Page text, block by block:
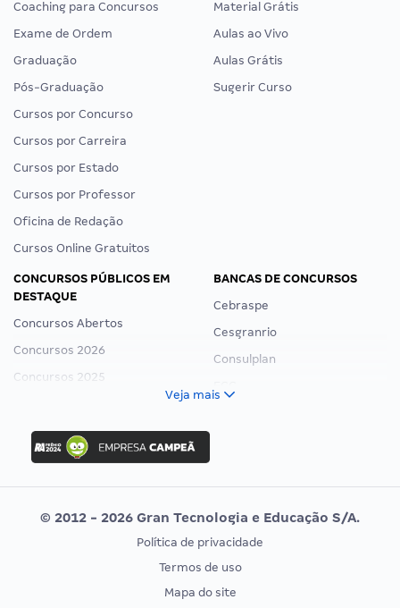
Coaching para Concursos
Exame de Ordem
Graduação
Pós-Graduação
Cursos por Concurso
Cursos por Carreira
Cursos por Estado
Cursos por Professor
Oficina de Redação
Cursos Online Gratuitos
Material Grátis
Aulas ao Vivo
Aulas Grátis
Sugerir Curso
CONCURSOS PÚBLICOS EM
DESTAQUE
Concursos Abertos
Concursos 2026
Concursos 2025
Concurso Ibama
Concurso MPU
Editais publicados
BANCAS DE CONCURSOS
Cebraspe
Cesgranrio
Consulplan
Vunesp
CONCURSOS POR PROFISSÃO
EXAME DE ORDEM
Veja mais
© 2012 - 2026 Gran Tecnologia e Educação S/A.
Política de privacidade
Termos de uso
Mapa do site